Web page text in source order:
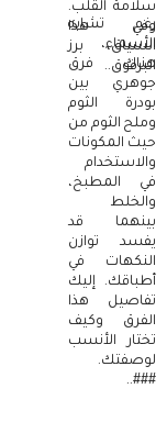
سلامة القلب.
وفي هذا
السياق، برز
البرقوق..
رغم تشابه
الأسماء،
هناك فرق
جوهري بين
بودرة الثوم
وملح الثوم من
حيث المكونات
والاستخدام
في المطبخ،
والخلط
بينهما قد
يفسد توازن
النكهات في
أطباقك. إليك
تفاصيل هذا
الفرق وكيف
تختار الأنسب
لوصفتك.
###..